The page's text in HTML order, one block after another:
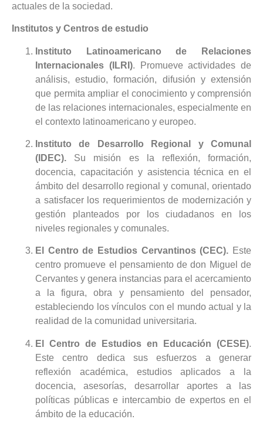
actuales de la sociedad.
Institutos y Centros de estudio
Instituto Latinoamericano de Relaciones
Internacionales (ILRI). Promueve actividades de
análisis, estudio, formación, difusión y extensión
que permita ampliar el conocimiento y comprensión
de las relaciones internacionales, especialmente en
el contexto latinoamericano y europeo.
Instituto de Desarrollo Regional y Comunal
(IDEC). Su misión es la reflexión, formación,
docencia, capacitación y asistencia técnica en el
ámbito del desarrollo regional y comunal, orientado
a satisfacer los requerimientos de modernización y
gestión planteados por los ciudadanos en los
niveles regionales y comunales.
El Centro de Estudios Cervantinos (CEC). Este
centro promueve el pensamiento de don Miguel de
Cervantes y genera instancias para el acercamiento
a la figura, obra y pensamiento del pensador,
estableciendo los vínculos con el mundo actual y la
realidad de la comunidad universitaria.
El Centro de Estudios en Educación (CESE).
Este centro dedica sus esfuerzos a generar
reflexión académica, estudios aplicados a la
docencia, asesorías, desarrollar aportes a las
políticas públicas e intercambio de expertos en el
ámbito de la educación.